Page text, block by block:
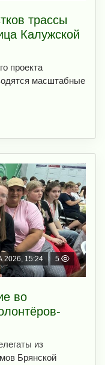
трассы
Калужской
проекта
масштабные
2026, 15:24 5
во
из
Брянской